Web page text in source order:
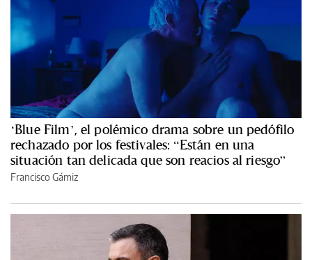
‘Blue Film’, el polémico drama sobre un pedófilo
rechazado por los festivales: “Están en una
situación tan delicada que son reacios al riesgo”
Francisco Gámiz